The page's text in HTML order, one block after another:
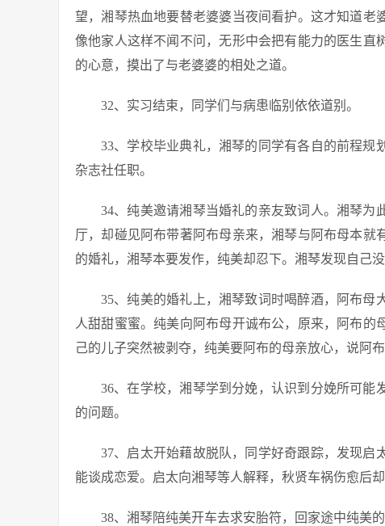
望，湘琴热血地要替老婆婆当夜间看护。这才知道
像他家人这样不闻不问，无形中会把有能力的医生
的心意，摸出了与老婆婆的相处之道。
32、实习结束，同学们与病患临别依依道别。
33、学校毕业典礼，湘琴的同学有各自的前程
杂志社任职。
34、纯美邀请湘琴当婚礼的亲友致词人。湘琴
厅，却碰见阿布带著阿布母亲来，湘琴与阿布母本
的婚礼，湘琴本要发作，纯美却忍下。湘琴发现自己
35、纯美的婚礼上，湘琴致词时喝醉酒，阿布
人甜甜蜜蜜。纯美向阿布母开诚布公，原来，阿布
己的儿子突然被剥夺，纯美要阿布的母亲放心，说阿
36、在学校，湘琴学到分娩，认识到分娩所可
的问题。
37、启太开始藉故脱队，同学好奇跟踪，发现
能谈成恋爱。启太向湘琴等人解释，秋贤车祸伤愈后
38、湘琴陪纯美开车去求安胎符，回家途中纯美